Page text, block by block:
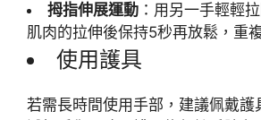
拇指伸展運動 ：用另一手輕輕
肌肉的拉伸後保持5秒再放鬆，重
使用護具
若需長時間使用手部，建議佩戴護